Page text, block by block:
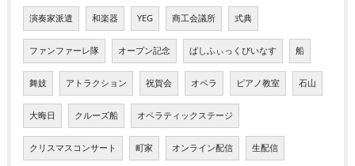
演奏家派遣 和楽器 YEG 商工会議所 式典
ファンファーレ隊 オープン記念 ぱしふぃっくびいなす 船
舞妓 アトラクション 祝賀会 オペラ ピアノ教室 石山
大晦日 クルーズ船 オペラティックステージ
クリスマスコンサート 町家 オンライン配信 生配信